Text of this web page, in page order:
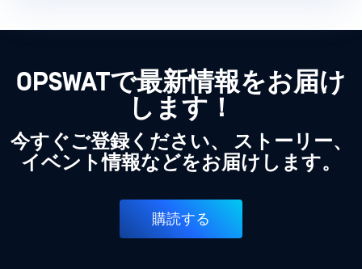
OPSWATで最新情報をお届け
します！
今すぐご登録ください、 ストーリー、
イベント情報などをお届けします。
購読する